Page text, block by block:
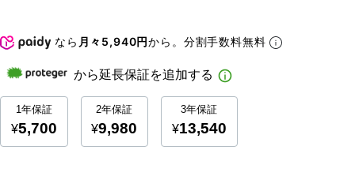
なら 月々5,940円から。分割手数料無料